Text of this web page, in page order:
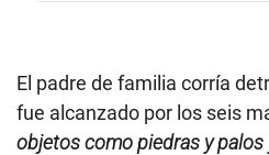
El padre de familia corría
fue alcanzado por los seis
objetos como piedras y palos